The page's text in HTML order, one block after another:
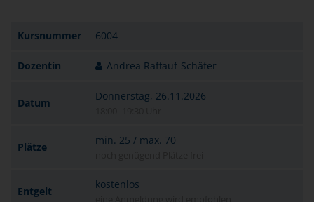
Kursnummer 6004
Dozentin Andrea Raffauf-Schäfer
Datum
Donnerstag, 26.11.2026
Plätze
min. 25 / max. 70
Entgelt
kostenlos